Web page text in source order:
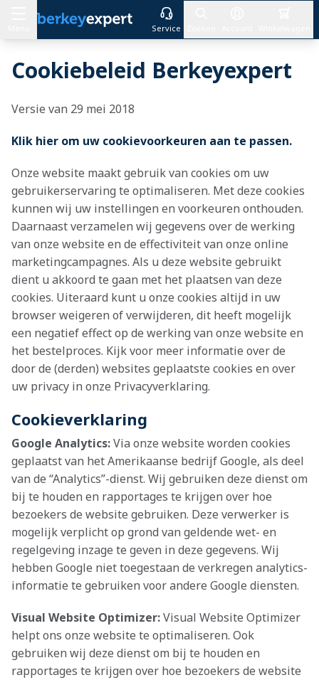
Service
Cookiebeleid Berkeyexpert
Versie van 29 mei 2018
Klik hier om uw cookievoorkeuren aan te passen.
Onze website maakt gebruik van cookies om uw
gebruikerservaring te optimaliseren. Met deze cookies
kunnen wij uw instellingen en voorkeuren onthouden.
Daarnaast verzamelen wij gegevens over de werking
van onze website en de effectiviteit van onze online
marketingcampagnes. Als u deze website gebruikt
dient u akkoord te gaan met het plaatsen van deze
cookies. Uiteraard kunt u onze cookies altijd in uw
browser weigeren of verwijderen, dit heeft mogelijk
een negatief effect op de werking van onze website en
het bestelproces. Kijk voor meer informatie over de
door de (derden) websites geplaatste cookies en over
uw privacy in onze Privacyverklaring.
Cookieverklaring
Google Analytics:Via onze website worden cookies
geplaatst van het Amerikaanse bedrijf Google, als deel
van de “Analytics”-dienst. Wij gebruiken deze dienst om
bij te houden en rapportages te krijgen over hoe
bezoekers de website gebruiken. Deze verwerker is
mogelijk verplicht op grond van geldende wet- en
regelgeving inzage te geven in deze gegevens. Wij
hebben Google niet toegestaan de verkregen analytics-
informatie te gebruiken voor andere Google diensten.
Visual Website Optimizer:Visual Website Optimizer
helpt ons onze website te optimaliseren. Ook
gebruiken wij deze dienst om bij te houden en
rapportages te krijgen over hoe bezoekers de website